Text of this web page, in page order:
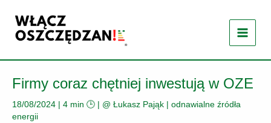
treści
Firmy coraz chętniej inwestują w OZE
18/08/2024 | 4 min 🕒 | @ Łukasz Pająk | odnawialne źródła
energii